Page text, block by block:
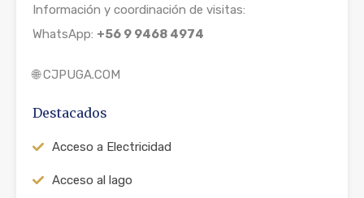
Información y coordinación de visitas:
WhatsApp: +56 9 9468 4974
🌐 CJPUGA.COM
Destacados
Acceso a Electricidad
Acceso al lago